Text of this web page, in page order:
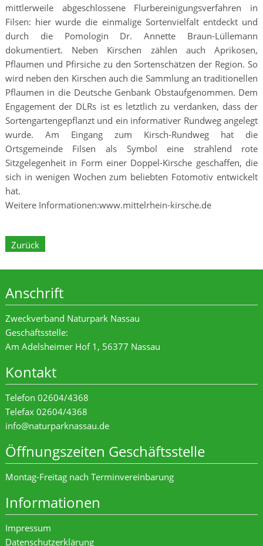
mittlerweile abgeschlossene Flurbereinigungsverfahren in
Filsen: hier wurde die einmalige Sortenvielfalt entdeckt und
durch die Pomologin Dr. Annette Braun-Lüllemann
dokumentiert. Neben Kirschen zählen auch Aprikosen,
Pflaumen und Pfirsiche zu den Sortenschätzen der Region. So
wird neben den Kirschen auch die Sammlung an traditionellen
Pflaumen in die Deutsche Genbank Obstaufgenommen. Dem
Engagement der DLRs ist es letztlich zu verdanken, dass der
Sortengartengepflanzt und ein informativer Rundweg angelegt
wurde. Am Eingang zum Kirsch-Rundweg hat die
Ortsgemeinde Filsen als Symbol eine strahlend rote
Sitzgelegenheit in Form einer Doppel-Kirsche geschaffen, die
sich in wenigen Wochen zum beliebten Fotomotiv entwickelt
hat.
Weitere Informationen:www.mittelrhein-kirsche.de
Zurück
Anschrift
Zweckverband Naturpark Nassau
Geschäftsstelle:
Am Adelsheimer Hof 1, 56377 Nassau
Kontakt
Telefon 02604/4368
Telefax 02604/4368
info@naturparknassau.de
Öffnungszeiten Geschäftsstelle
Montag-Freitag nach Terminvereinbarung
Informationen
Impressum
Datenschutzerklärung